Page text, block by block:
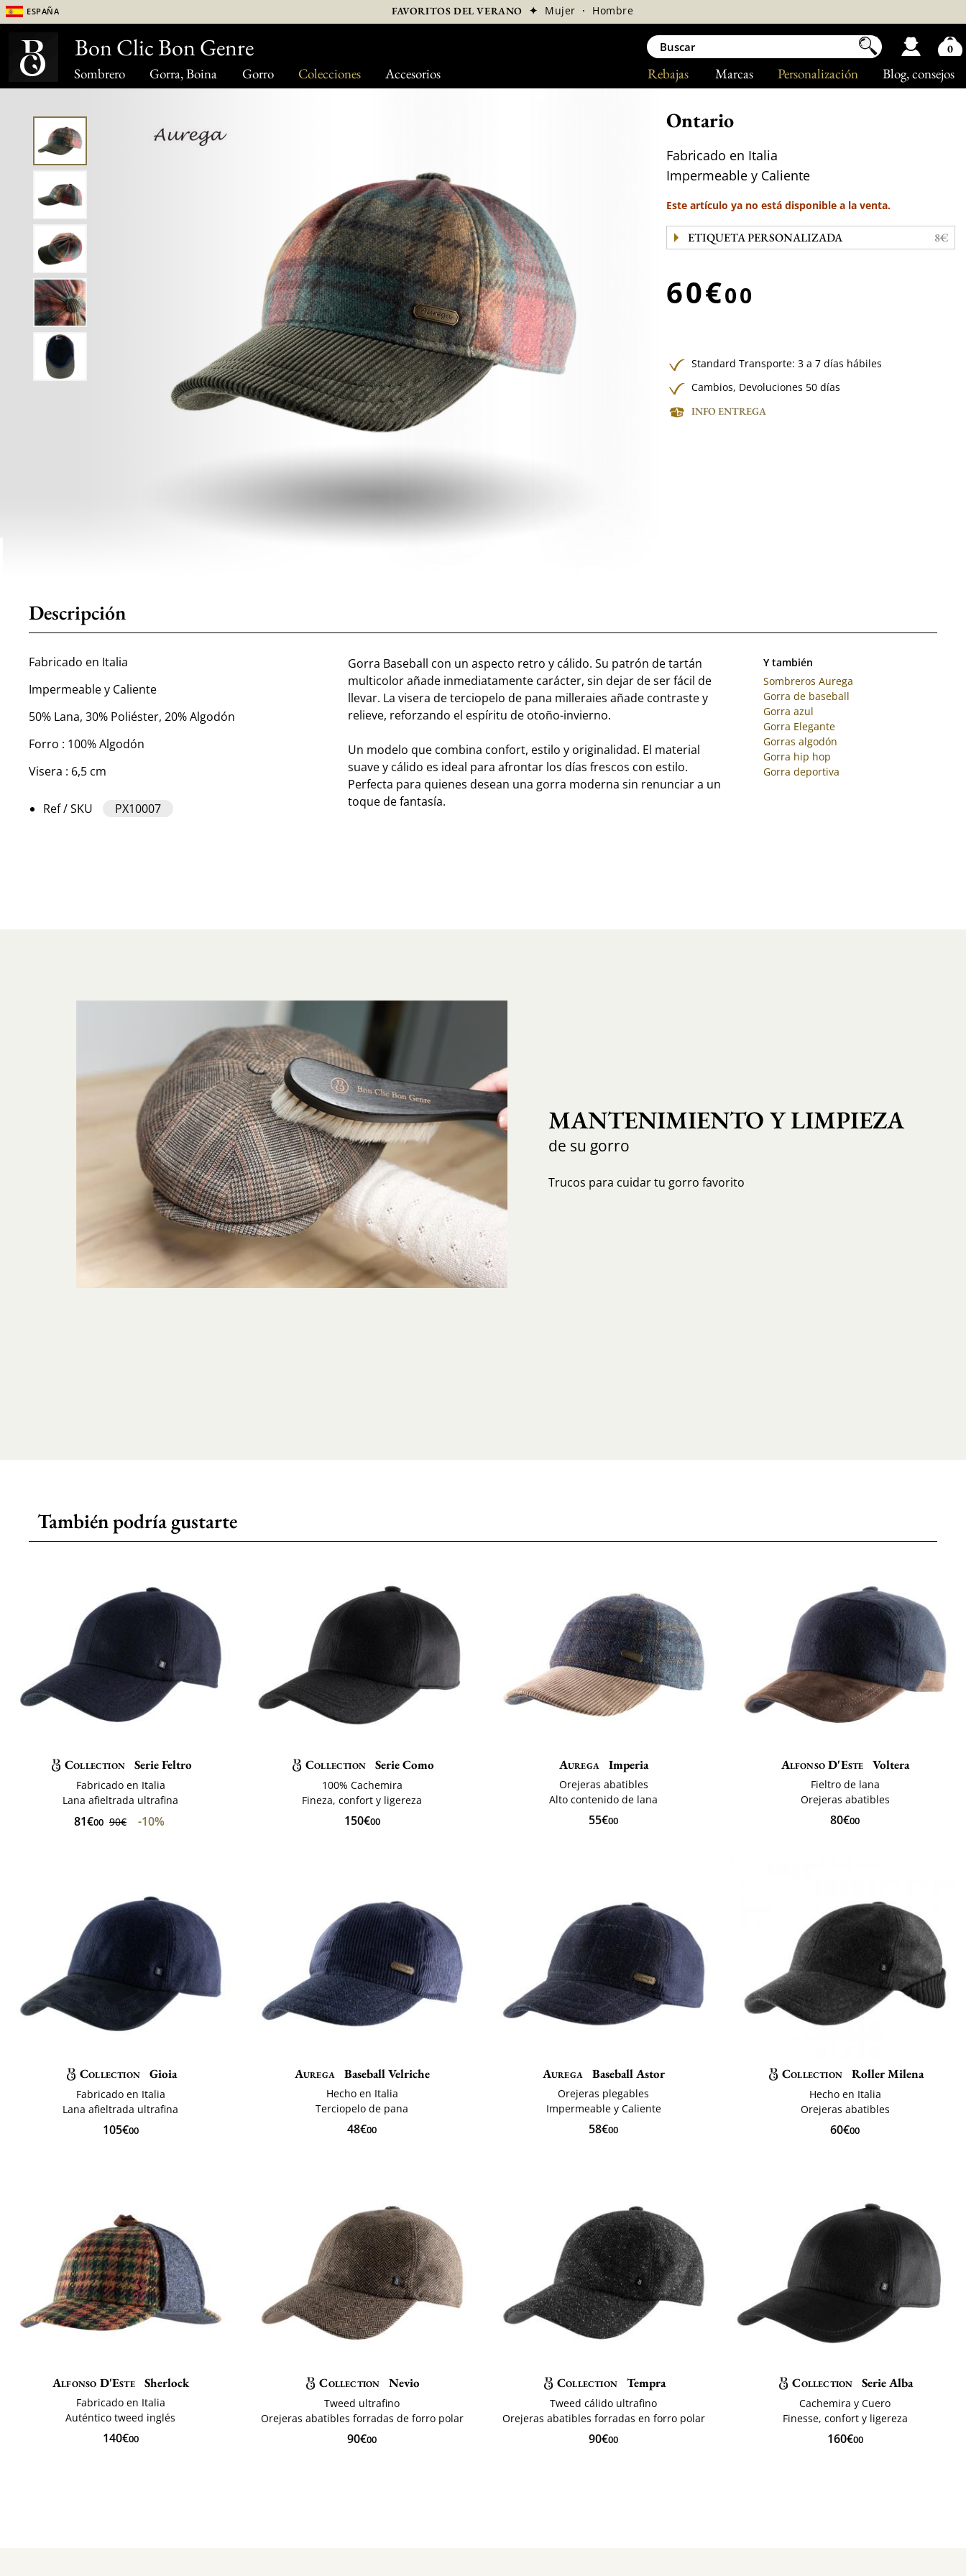
Sombrero Gorra, Boina Gorro Colecciones Accesorios Blog, consejos
Personalización
Marcas
Rebajas
España FAVORITOS DEL VERANO ✦ Mujer · Hombre
Ontario
Fabricado en Italia
Impermeable y Caliente
Este artículo ya no está disponible a la venta.
ETIQUETA PERSONALIZADA 8€
60€00
Standard Transporte: 3 a 7 días hábiles
Cambios, Devoluciones 50 días
INFO ENTREGA
Descripción
Fabricado en Italia
Impermeable y Caliente
50% Lana, 30% Poliéster, 20% Algodón
Forro : 100% Algodón
Visera : 6,5 cm
Ref / SKU PX10007
Gorra Baseball con un aspecto retro y cálido. Su patrón de tartán
multicolor añade inmediatamente carácter, sin dejar de ser fácil de
llevar. La visera de terciopelo de pana milleraies añade contraste y
relieve, reforzando el espíritu de otoño-invierno.
Un modelo que combina confort, estilo y originalidad. El material
suave y cálido es ideal para afrontar los días frescos con estilo.
Perfecta para quienes desean una gorra moderna sin renunciar a un
toque de fantasía.
Y también
Sombreros Aurega
Gorra de baseball
Gorra azul
Gorra Elegante
Gorras algodón
Gorra hip hop
Gorra deportiva
MANTENIMIENTO Y LIMPIEZA
de su gorro
Trucos para cuidar tu gorro favorito
También podría gustarte
Collection Serie Feltro
Fabricado en Italia
Lana afieltrada ultrafina
81€00 90€ -10%
Collection Serie Como
100% Cachemira
Fineza, confort y ligereza
150€00
Aurega Imperia
Orejeras abatibles
Alto contenido de lana
55€00
Alfonso D'Este Voltera
Fieltro de lana
Orejeras abatibles
80€00
Collection Gioia
Fabricado en Italia
Lana afieltrada ultrafina
105€00
Aurega Baseball Velriche
Hecho en Italia
Terciopelo de pana
48€00
Aurega Baseball Astor
Orejeras plegables
Impermeable y Caliente
58€00
Collection Roller Milena
Hecho en Italia
Orejeras abatibles
60€00
Alfonso D'Este Sherlock
Fabricado en Italia
Auténtico tweed inglés
140€00
Collection Nevio
Tweed ultrafino
Orejeras abatibles forradas de forro polar
90€00
Collection Tempra
Tweed cálido ultrafino
Orejeras abatibles forradas en forro polar
90€00
Collection Serie Alba
Cachemira y Cuero
Finesse, confort y ligereza
160€00
Bon Clic Bon Genre 0